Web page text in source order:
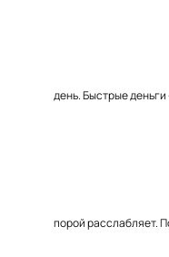
день. Быстрые
порой расслабляет.